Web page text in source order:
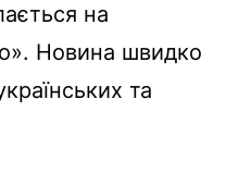
на
Новина швидко
та